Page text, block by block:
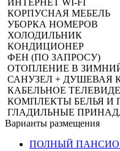
ИНТЕРНЕТ WI-FI
КОРПУСНАЯ МЕБЕЛЬ
УБОРКА НОМЕРОВ
ХОЛОДИЛЬНИК
КОНДИЦИОНЕР
ФЕН (ПО ЗАПРОСУ)
ОТОПЛЕНИЕ В
САНУЗЕЛ + ДУШЕВАЯ
КАБЕЛЬНОЕ
КОМПЛЕКТЫ БЕЛЬЯ И
ГЛАДИЛЬНЫЕ
Варианты размещения
ПОЛНЫЙ